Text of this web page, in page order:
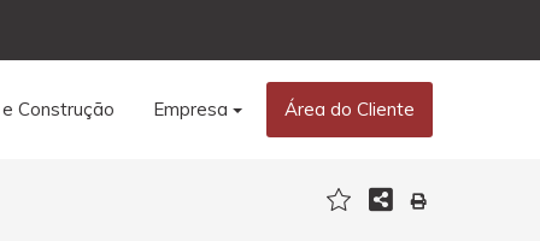
Construção Empresa Área do Cliente